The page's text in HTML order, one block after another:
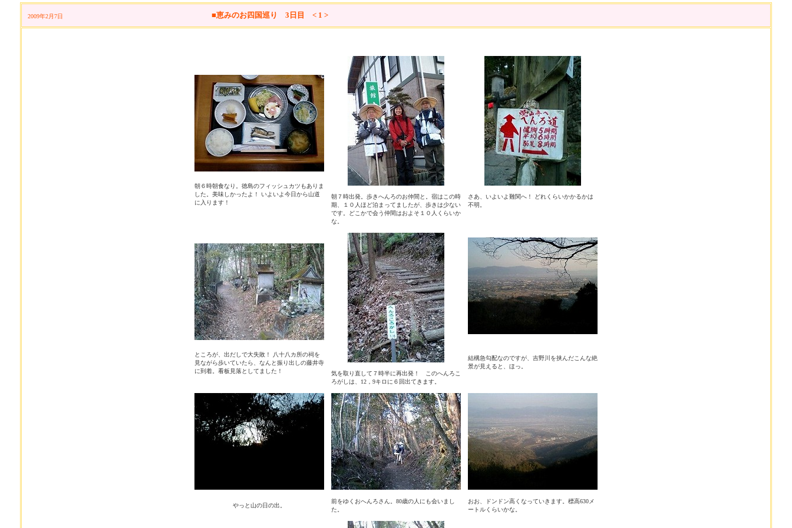
2009年2月7日 ■恵みのお四国巡り 3日目 < 1 >
朝６時朝食なり。徳島のフィッシュカツもありま
した。美味しかったよ！ いよいよ今日から山道
に入ります！
朝７時出発。歩きへんろのお仲間と。宿はこの時
期、１０人ほど泊まってましたが、歩きは少ない
です。どこかで会う仲間はおよそ１０人くらいか
な。
さあ、いよいよ難関へ！ どれくらいかかるかは
不明。
ところが、出だしで大失敗！ 八十八カ所の祠を
見ながら歩いていたら、なんと振り出しの藤井寺
に到着。看板見落としてました！
結構急勾配なのですが、吉野川を挟んだこんな絶
景が見えると、ほっ。
気を取り直して７時半に再出発！ このへんろこ
ろがしは、12，9キロに６回出てきます。
やっと山の日の出。
前をゆくおへんろさん。80歳の人にも会いまし
た。
おお、ドンドン高くなっていきます。標高630メ
ートルくらいかな。